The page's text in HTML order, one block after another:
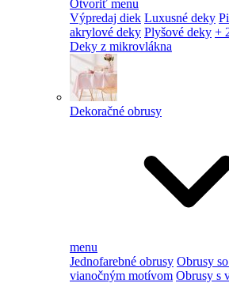
Otvoriť menu
Výpredaj diek Luxusné deky
akrylové deky Plyšové deky +
Deky z mikrovlákna
Dekoračné obrusy
menu
Jednofarebné obrusy Obrusy
vianočným motívom Obrusy s